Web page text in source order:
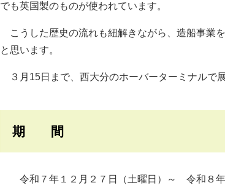
でも英国製のものが使われています。
こうした歴史の流れも紐解きながら、造船事業
と思います。
３月15日まで、西大分のホーバーターミナルで
期 間
令和７年１２月２７日（土曜日）～ 令和８